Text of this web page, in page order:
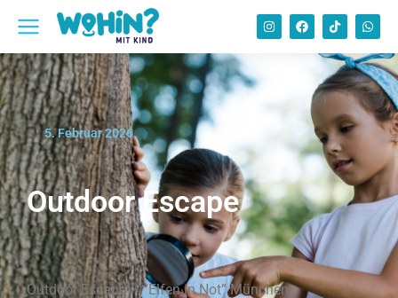
5. Februar 2026
Outdoor Escape
Outdoor Escape – “Elfen in Not” München: